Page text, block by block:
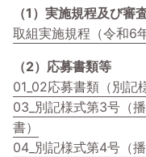
（1）実施規程及び審
取組実施規程（令和6
（2）応募書類等
01_02応募書類（別記
03_別記様式第3号（
書）
04_別記様式第4号（